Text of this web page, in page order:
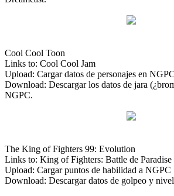
Cool Cool Toon
Links to: Cool Cool Jam
Upload: Cargar datos de personajes en NGPC
Download: Descargar los datos de jara
NGPC.
The King of Fighters 99: Evolution
Links to: King of Fighters: Battle de Paradise
Upload: Cargar puntos de habilidad a NGPC
Download: Descargar datos de golpeo y